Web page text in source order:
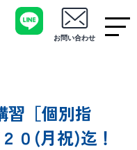
お問い合わせ
習［個別指
０(月祝)迄！